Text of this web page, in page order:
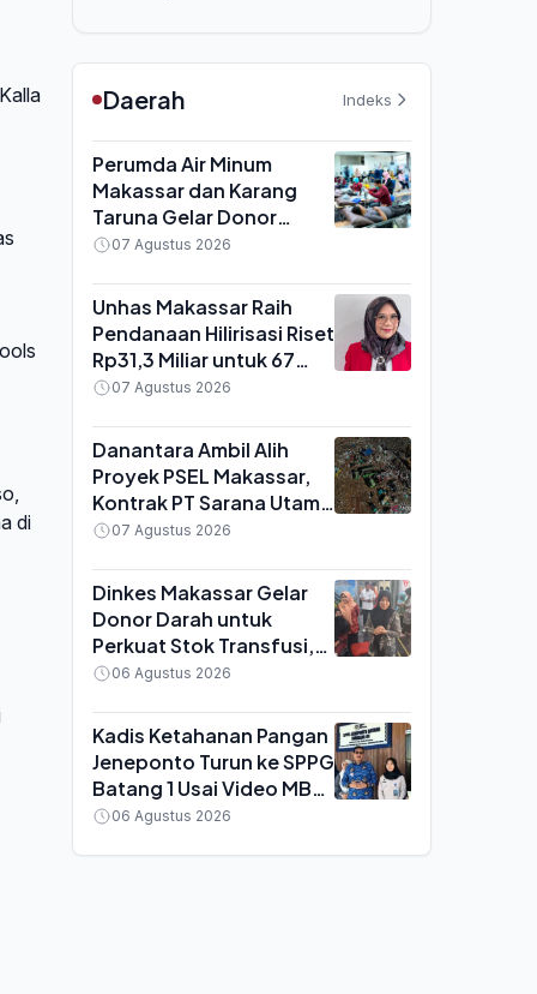
di
Daerah Indeks
Perumda Air Minum
Makassar dan Karang
Taruna Gelar Donor
Darah, 37 Kantong Darah
Rumah Sakit
07 Agustus 2026
Unhas Makassar Raih
Pendanaan Hilirisasi Riset
Rp31,3 Miliar untuk 67
Inovasi dari 12 Fakultas
07 Agustus 2026
Danantara Ambil Alih
Proyek PSEL Makassar,
Kontrak PT Sarana Utama
Synergi Bakal Dihentikan
07 Agustus 2026
Dinkes Makassar Gelar
Donor Darah untuk
Perkuat Stok Transfusi,
Kadinkes: Wujud
06 Agustus 2026
Kadis Ketahanan Pangan
Jeneponto Turun ke SPPG
Batang 1 Usai Video MBG
Diduga Berulat Viral, Ini
06 Agustus 2026